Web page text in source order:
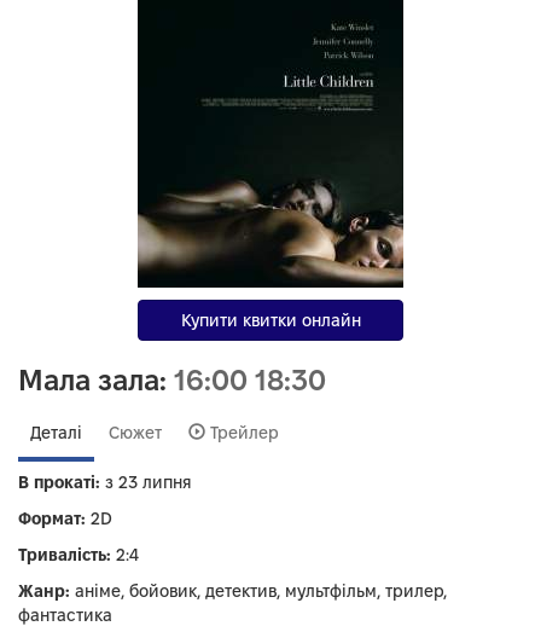
Купити квитки онлайн
Мала зала: 16:00 18:30
Деталі Сюжет Трейлер
В прокаті: з 23 липня
Формат: 2D
Тривалість: 2:4
Жанр: аніме, бойовик, детектив, мультфільм, трилер,
фантастика